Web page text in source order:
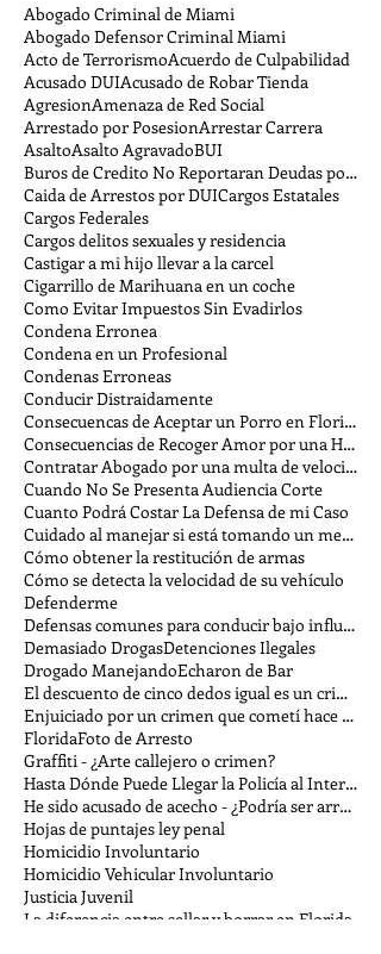
Abogado Criminal de Miami
Abogado Defensor Criminal Miami
Acto de TerrorismoAcuerdo de Culpabilidad
Acusado DUIAcusado de Robar Tienda
AgresionAmenaza de Red Social
Arrestado por PosesionArrestar Carrera
AsaltoAsalto AgravadoBUI
Buros de Credito No Reportaran Deudas por Multas
Caida de Arrestos por DUICargos Estatales
Cargos Federales
Cargos delitos sexuales y residencia
Castigar a mi hijo llevar a la carcel
Cigarrillo de Marihuana en un coche
Como Evitar Impuestos Sin Evadirlos
Condena Erronea
Condena en un Profesional
Condenas Erroneas
Conducir Distraidamente
Consecuencas de Aceptar un Porro en Florida
Consecuencias de Recoger Amor por una Hora
Contratar Abogado por una multa de velocidad
Cuando No Se Presenta Audiencia Corte
Cuanto Podrá Costar La Defensa de mi Caso
Cuidado al manejar si está tomando un medicamento
Cómo obtener la restitución de armas
Cómo se detecta la velocidad de su vehículo
Defenderme
Defensas comunes para conducir bajo influencia
Demasiado DrogasDetenciones Ilegales
Drogado ManejandoEcharon de Bar
El descuento de cinco dedos igual es un crimen
Enjuiciado por un crimen que cometí hace tiempo
FloridaFoto de Arresto
Graffiti - ¿Arte callejero o crimen?
Hasta Dónde Puede Llegar la Policía al Interrogar
He sido acusado de acecho - ¿Podría ser arrestado?
Hojas de puntajes ley penal
Homicidio Involuntario
Homicidio Vehicular Involuntario
Justicia Juvenil
La diferencia entre sellar y borrar en Florida